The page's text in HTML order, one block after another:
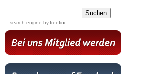
search engine by freefind